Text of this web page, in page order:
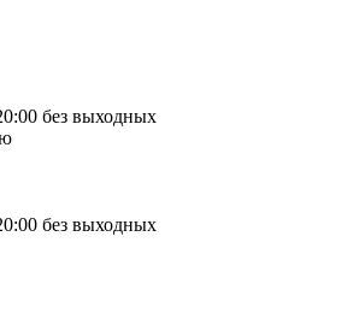
без выходных
без выходных